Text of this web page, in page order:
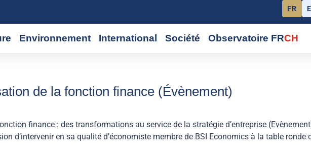
FR
Environnement International Société Observatoire FRCH
de la fonction finance (Évènement)
fonction finance : des transformations au service de la stratégie d’entreprise
d’intervenir en sa qualité d’économiste membre de BSI Economics à la table ronde